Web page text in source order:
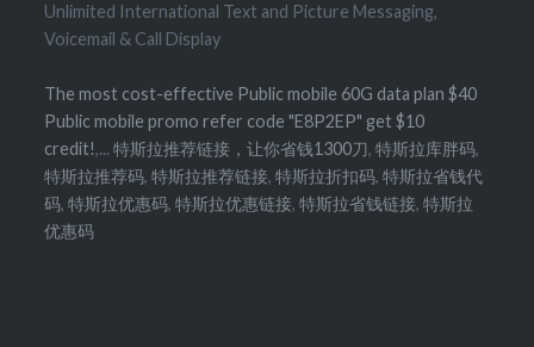
Unlimited International Text and Picture Messaging,
Voicemail & Call Display
The most cost-effective Public mobile 60G data plan $40
Public mobile promo refer code "E8P2EP" get $10
credit!,...特斯拉推荐链接，让你省钱1300刀,特斯拉库胖码,
特斯拉推荐码,特斯拉推荐链接,特斯拉折扣码,特斯拉省钱代
码,特斯拉优惠码,特斯拉优惠链接, 特斯拉省钱链接,特斯拉
优惠码